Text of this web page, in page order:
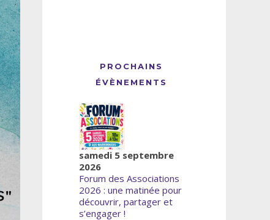
PROCHAINS
ÉVÈNEMENTS
samedi 5 septembre
2026
Forum des Associations
2026 : une matinée pour
découvrir, partager et
s’engager !